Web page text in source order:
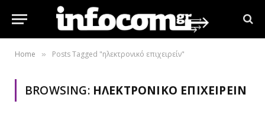
Home » Posts Tagged "ηλεκτρονικό επιχειρείν"
BROWSING: ΗΛΕΚΤΡΟΝΙΚΌ ΕΠΙΧΕΙΡΕΊΝ